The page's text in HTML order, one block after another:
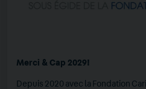
Merci & Cap 2029!
Depuis 2020 avec la Fondation